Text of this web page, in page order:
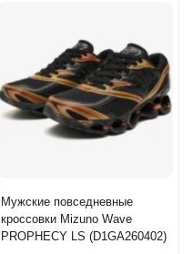
Мужские повседневные
кроссовки Mizuno Wave
PROPHECY LS (D1GA260402)